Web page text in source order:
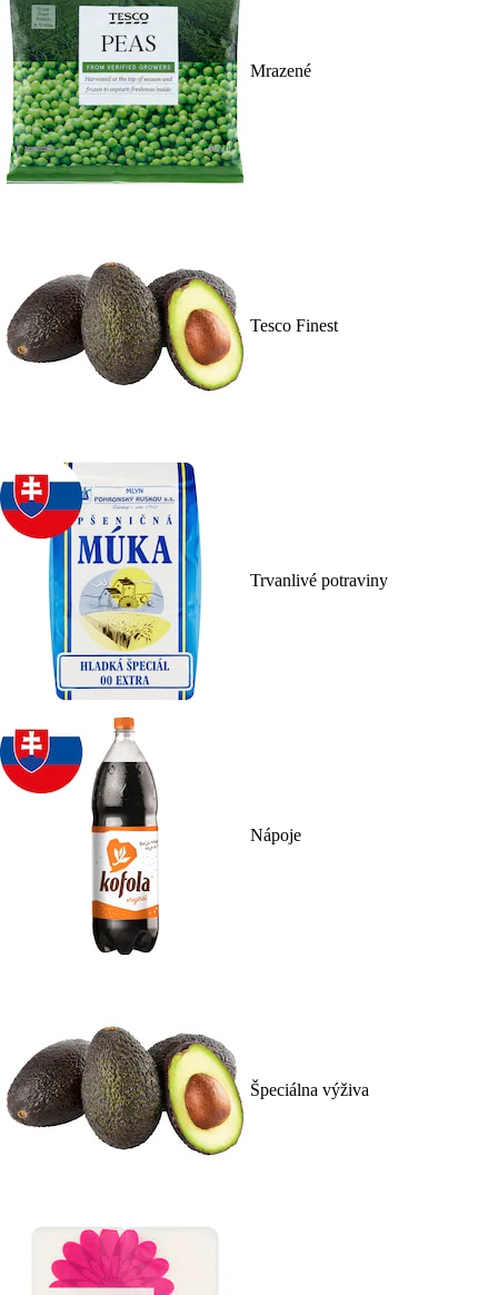
Mrazené
Tesco Finest
Trvanlivé potraviny
Nápoje
Špeciálna výživa